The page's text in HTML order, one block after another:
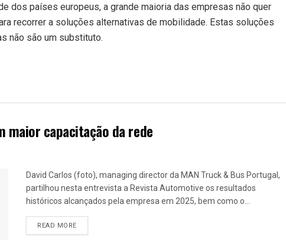
dos países europeus, a grande maioria das empresas não quer
recorrer a soluções alternativas de mobilidade. Estas soluções
não são um substituto.
maior capacitação da rede
David Carlos (foto), managing director da MAN Truck & Bus Portugal,
partilhou nesta entrevista a Revista Automotive os resultados
históricos alcançados pela empresa em 2025, bem como o...
READ MOREDETAILS